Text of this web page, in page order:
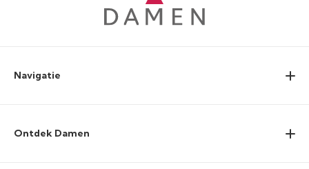
Navigatie
Ontdek Damen